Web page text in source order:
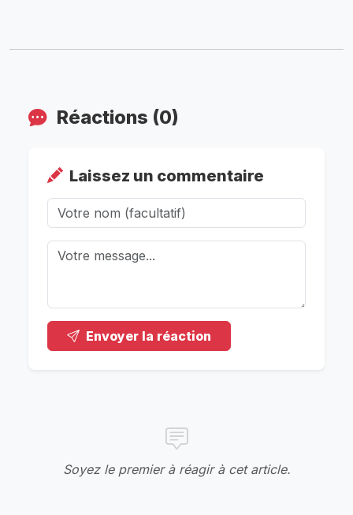
Réactions (0)
Laissez un commentaire
Envoyer la réaction
Soyez le premier à réagir à cet article.